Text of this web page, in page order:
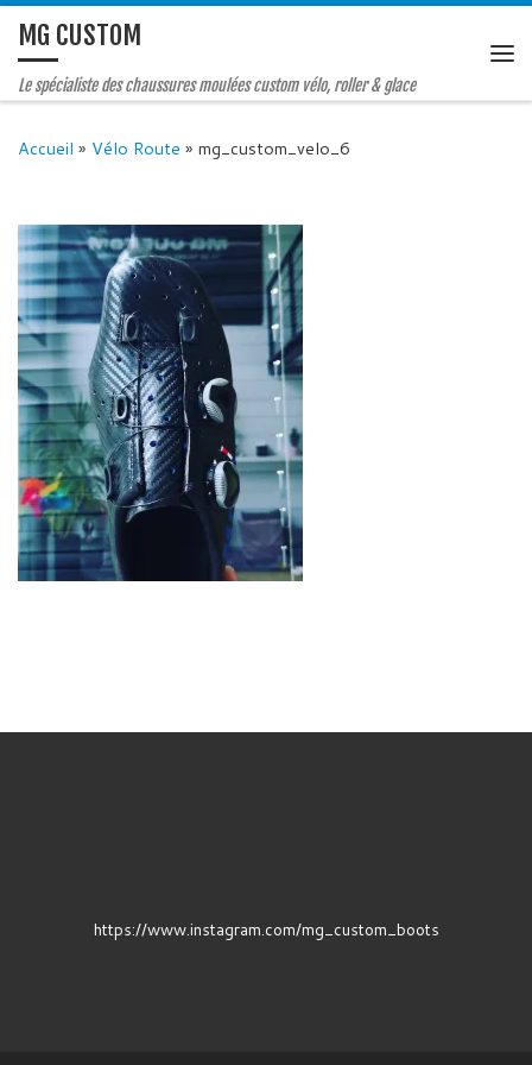
MG CUSTOM
Le spécialiste des chaussures moulées custom vélo, roller & glace
Accueil » Vélo Route » mg_custom_velo_6
https://www.instagram.com/mg_custom_boots